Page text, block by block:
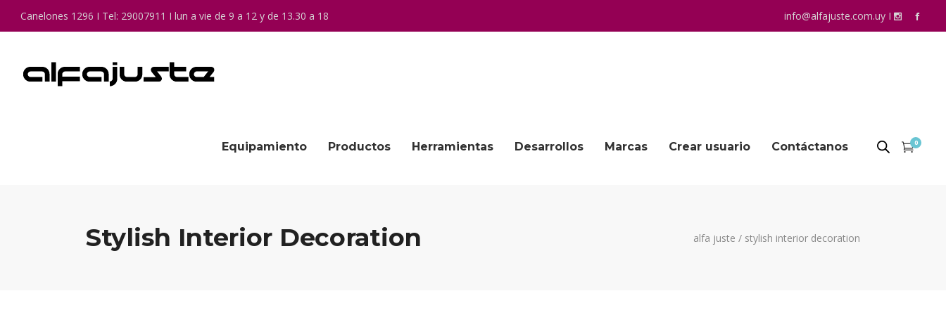
Canelones 1296 I Tel: 29007911 I lun a vie de 9 a 12 y de 13.30 a 18 info@alfajuste.com.uy I
Equipamiento Productos Herramientas Desarrollos Marcas Crear usuario Contáctanos 0
Stylish Interior Decoration alfa juste / stylish interior decoration